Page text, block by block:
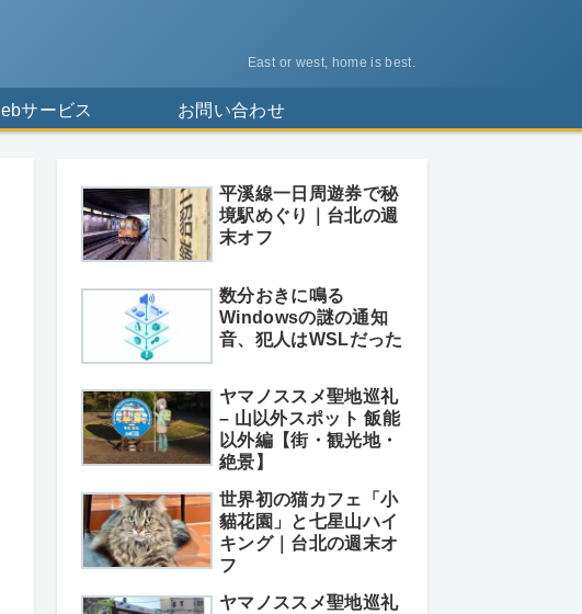
East or west, home is best.
サービス お問い合わせ
平溪線一日周遊券で秘
境駅めぐり｜台北の週
末オフ
数分おきに鳴る
Windowsの謎の通知
音、犯人はWSLだった
ヤマノススメ聖地巡礼
– 山以外スポット 飯能
以外編【街・観光地・
絶景】
世界初の猫カフェ「小
貓花園」と七星山ハイ
キング｜台北の週末オ
フ
ヤマノススメ聖地巡礼